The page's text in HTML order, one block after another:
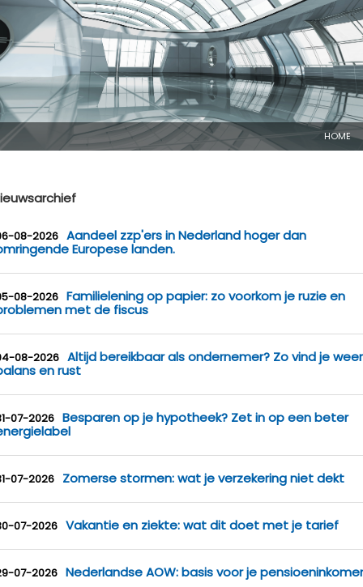
HOME
08-2026 Aandeel zzp'ers in Nederland hoger dan
Europese landen.
08-2026 Familielening op papier: zo voorkom je ruzie en
met de fiscus
08-2026 Altijd bereikbaar als ondernemer? Zo vind je weer
en rust
07-2026 Besparen op je hypotheek? Zet in op een beter
07-2026 Zomerse stormen: wat je verzekering niet dekt
07-2026 Vakantie en ziekte: wat dit doet met je tarief
07-2026 Nederlandse AOW: basis voor je